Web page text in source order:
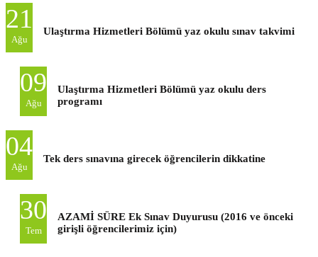
21
Ağu
Ulaştırma Hizmetleri Bölümü yaz okulu sınav takvimi
09
Ağu
Ulaştırma Hizmetleri Bölümü yaz okulu ders
programı
04
Ağu
Tek ders sınavına girecek öğrencilerin dikkatine
30
Tem
AZAMİ SÜRE Ek Sınav Duyurusu (2016 ve önceki
girişli öğrencilerimiz için)